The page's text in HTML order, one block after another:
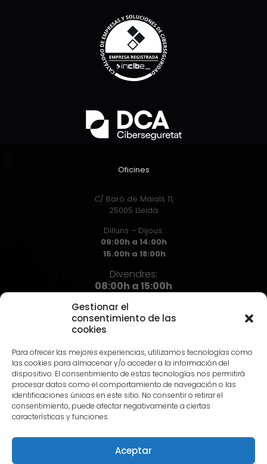
Gestionar el
consentimiento de las
cookies
Para ofrecer las mejores experiencias, utilizamos tecnologías como
las cookies para almacenar y/o acceder a la información del
dispositivo. El consentimiento de estas tecnologías nos permitirá
procesar datos como el comportamiento de navegación o las
identificaciones únicas en este sitio. No consentir o retirar el
consentimiento, puede afectar negativamente a ciertas
características y funciones.
Aceptar
Oficines
C/ Baró de Maials 11,
25005 Lleida
Dilluns – Dijous:
09:00h a 14:00h
15.00h a 18:00h
Divendres:
08:00h a 15:00h
973 72 71 72
info@hst.cat